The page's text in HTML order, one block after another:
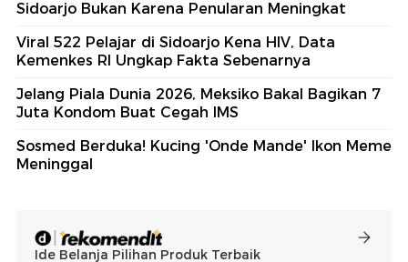
Sidoarjo Bukan Karena Penularan Meningkat
Viral 522 Pelajar di Sidoarjo Kena HIV, Data
Kemenkes RI Ungkap Fakta Sebenarnya
Jelang Piala Dunia 2026, Meksiko Bakal Bagikan 7
Juta Kondom Buat Cegah IMS
Sosmed Berduka! Kucing 'Onde Mande' Ikon Meme
Meninggal